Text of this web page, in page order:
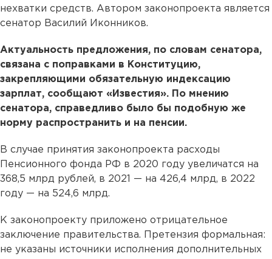
нехватки средств. Автором законопроекта является
сенатор Василий Иконников.
Актуальность предложения, по словам сенатора,
связана с поправками в Конституцию,
закрепляющими обязательную индексацию
зарплат, сообщают «Известия». По мнению
сенатора, справедливо было бы подобную же
норму распространить и на пенсии.
В случае принятия законопроекта расходы
Пенсионного фонда РФ в 2020 году увеличатся на
368,5 млрд рублей, в 2021 — на 426,4 млрд, в 2022
году — на 524,6 млрд.
К законопроекту приложено отрицательное
заключение правительства. Претензия формальная:
не указаны источники исполнения дополнительных